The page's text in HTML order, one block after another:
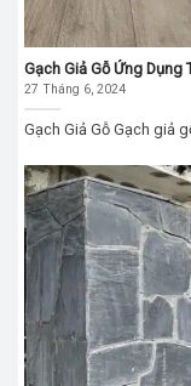
Gạch Giả Gỗ Ứng Dụng
27 Tháng 6, 2024
Gạch Giả Gỗ Gạch giả